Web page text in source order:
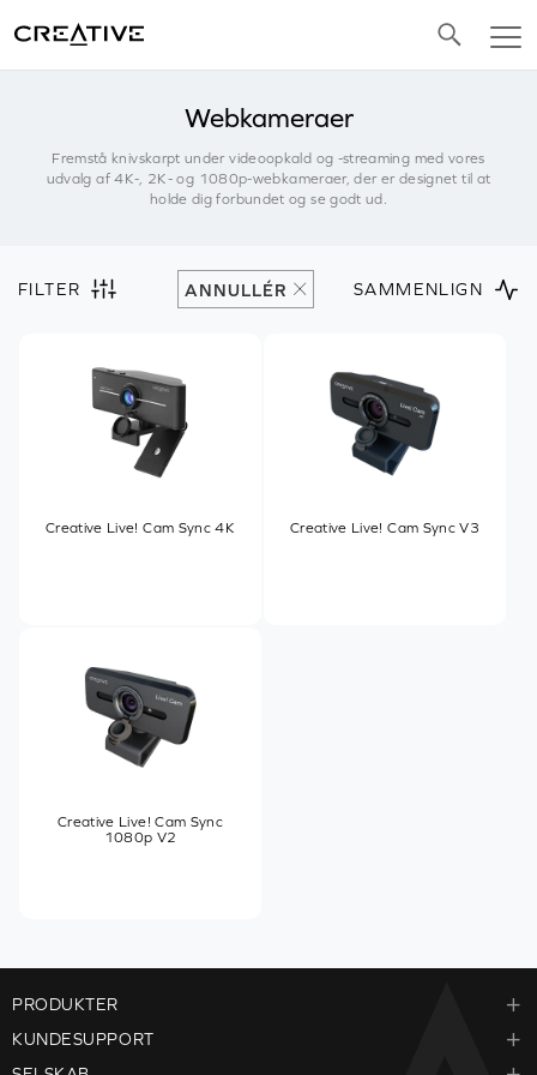
Webkameraer
Fremstå knivskarpt under videoopkald og -streaming med vores
udvalg af 4K-, 2K- og 1080p-webkameraer, der er designet til at
holde dig forbundet og se godt ud.
ANNULLÉR
FILTER SAMMENLIGN
Creative Live! Cam Sync 4K Creative Live! Cam Sync V3
Creative Live! Cam Sync
1080p V2
PRODUKTER
KUNDESUPPORT